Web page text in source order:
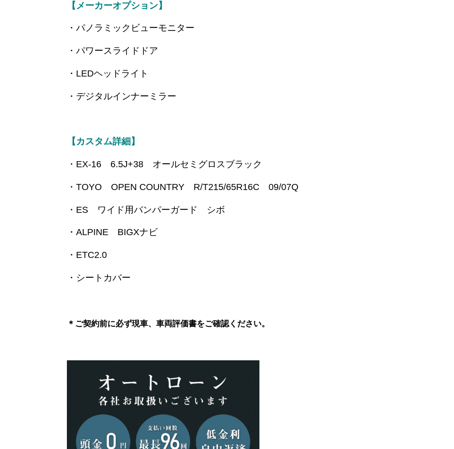
【メーカーオプション】
・パノラミックビューモニター
・パワースライドドア
・LEDヘッドライト
・デジタルインナーミラー
【カスタム詳細】
・EX-16 6.5J+38 オールセミグロスブラック
・TOYO OPEN COUNTRY R/T215/65R16C 09/07Q
・ES ワイド用バンパーガード シボ
・ALPINE BIGXナビ
・ETC2.0
・シートカバー
＊ご契約前に必ず現車、車両評価書をご確認ください。